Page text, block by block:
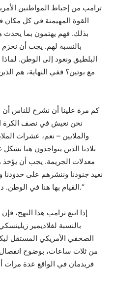
ترامب من إحباط المواطنين
القوة المهيمنة في كل مكان
بذلك. فهم يهتمون بما يحدث
بالنسبة لهم. يجب أن نحزم
البلطيق ونعود إلى الوطن.
مع بوتين؟ ففي النهاية، هم
كم مرة علينا أن نشرح للناس أن
نحن نعيش في نصف الكرة
والملايين – نعم، عشرات
بلادنا الذين يتواجدون هنا
معدلات الجريمة. يجب أن يؤخذ
نعيد جنودنا وننشرهم على
القيام بها هنا في الوطن. دعونا ننسى هذا الهراء في الخارج.“
إذا اتبع ترامب هذا النهج،
بالنسبة لفلاديمير
الصحفي الأمريكي المستقل
من ثلاث ساعات، بوضوح
فريدمان في الواقع عدة مرات